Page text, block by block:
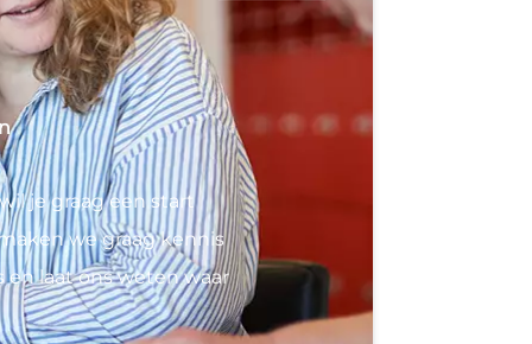
je graag een start
we graag kennis
laat ons weten waar